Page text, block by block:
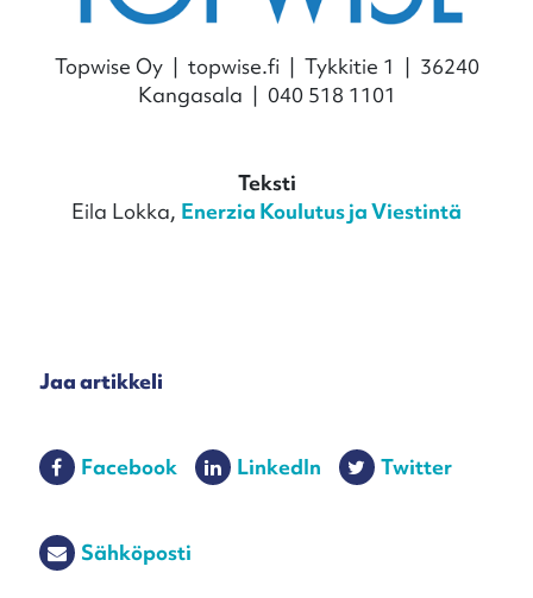
Topwise Oy | topwise.fi | Tykkitie 1 | 36240
Kangasala | 040 518 1101
Teksti
Eila Lokka, Enerzia Koulutus ja Viestintä
Jaa artikkeli
Facebook LinkedIn Twitter
Sähköposti